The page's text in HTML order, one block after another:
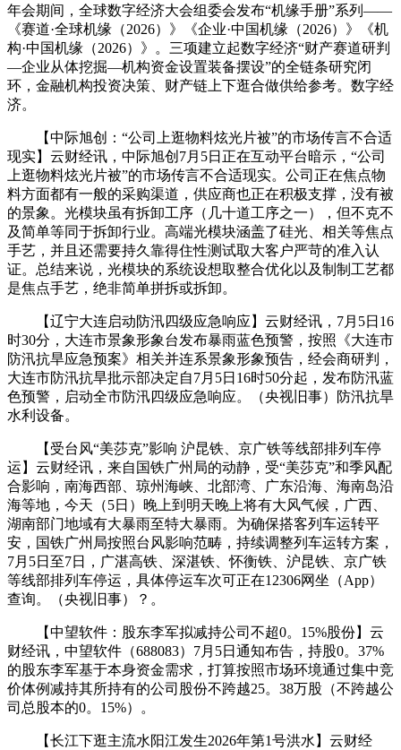
年会期间，全球数字经济大会组委会发布“机缘手册”系列——
《赛道·全球机缘（2026）》《企业·中国机缘（2026）》《机
构·中国机缘（2026）》。三项建立起数字经济“财产赛道研判
—企业从体挖掘—机构资金设置装备摆设”的全链条研究闭
环，金融机构投资决策、财产链上下逛合做供给参考。数字经
济。
【中际旭创：“公司上逛物料炫光片被”的市场传言不合适
现实】云财经讯，中际旭创7月5日正在互动平台暗示，“公司
上逛物料炫光片被”的市场传言不合适现实。公司正在焦点物
料方面都有一般的采购渠道，供应商也正在积极支撑，没有被
的景象。光模块虽有拆卸工序（几十道工序之一），但不克不
及简单等同于拆卸行业。高端光模块涵盖了硅光、相关等焦点
手艺，并且还需要持久靠得住性测试取大客户严苛的准入认
证。总结来说，光模块的系统设想取整合优化以及制制工艺都
是焦点手艺，绝非简单拼拆或拆卸。
【辽宁大连启动防汛四级应急响应】云财经讯，7月5日16
时30分，大连市景象形象台发布暴雨蓝色预警，按照《大连市
防汛抗旱应急预案》相关并连系景象形象预告，经会商研判，
大连市防汛抗旱批示部决定自7月5日16时50分起，发布防汛蓝
色预警，启动全市防汛四级应急响应。（央视旧事）防汛抗旱
水利设备。
【受台风“美莎克”影响 沪昆铁、京广铁等线部排列车停
运】云财经讯，来自国铁广州局的动静，受“美莎克”和季风配
合影响，南海西部、琼州海峡、北部湾、广东沿海、海南岛沿
海等地，今天（5日）晚上到明天晚上将有大风气候，广西、
湖南部门地域有大暴雨至特大暴雨。为确保搭客列车运转平
安，国铁广州局按照台风影响范畴，持续调整列车运转方案，
7月5日至7日，广湛高铁、深湛铁、怀衡铁、沪昆铁、京广铁
等线部排列车停运，具体停运车次可正在12306网坐（App）
查询。（央视旧事）？。
【中望软件：股东李军拟减持公司不超0。15%股份】云
财经讯，中望软件（688083）7月5日通知布告，持股0。37%
的股东李军基于本身资金需求，打算按照市场环境通过集中竞
价体例减持其所持有的公司股份不跨越25。38万股（不跨越公
司总股本的0。15%）。
【长江下逛主流水阳江发生2026年第1号洪水】云财经